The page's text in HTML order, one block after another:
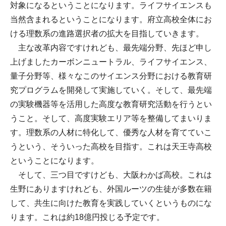
対象になるということになります。ライフサイエンスも
当然含まれるということになります。府立高校全体にお
ける理数系の進路選択者の拡大を目指していきます。
主な改革内容ですけれども、最先端分野、先ほど申し
上げましたカーボンニュートラル、ライフサイエンス、
量子分野等、様々なこのサイエンス分野における教育研
究プログラムを開発して実施していく。そして、最先端
の実験機器等を活用した高度な教育研究活動を行うとい
うこと。そして、高度実験エリア等を整備してまいりま
す。理数系の人材に特化して、優秀な人材を育てていこ
うという、そういった高校を目指す。これは天王寺高校
ということになります。
そして、三つ目ですけども、大阪わかば高校。これは
生野にありますけれども、外国ルーツの生徒が多数在籍
して、共生に向けた教育を実践していくというものにな
ります。これは約18億円投じる予定です。